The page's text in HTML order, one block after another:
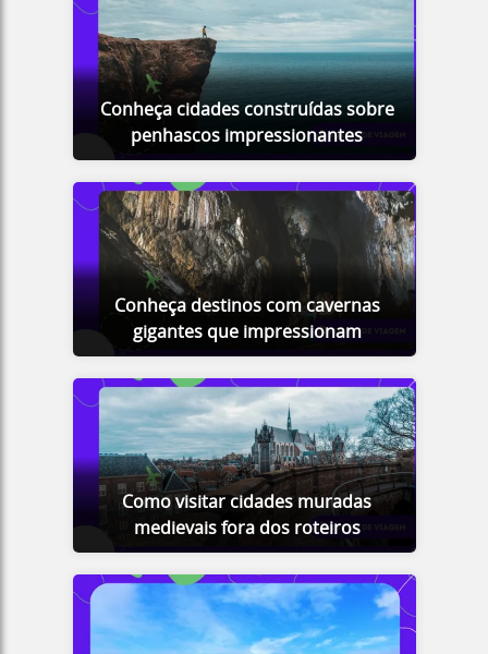
Conheça cidades construídas sobre
penhascos impressionantes
Conheça destinos com cavernas
gigantes que impressionam
Como visitar cidades muradas
medievais fora dos roteiros